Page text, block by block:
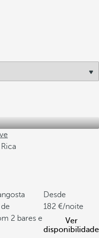
2 bares e
Desde
182
/noite
Ver
disponibilidade